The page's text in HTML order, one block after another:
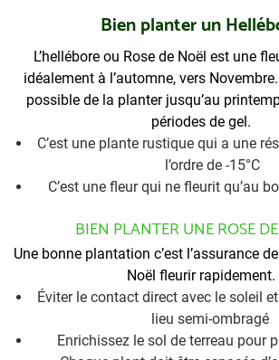
Bien planter un
L’hellébore ou Rose de Noël est une
idéalement à l’automne, vers
possible de la planter jusqu’au
périodes de gel.
C’est une plante rustique qui a une
l’ordre de -15°C
C’est une fleur qui ne fleurit qu’au
BIEN PLANTER UNE ROSE
Une bonne plantation c’est l’assurance
Noël fleurir rapidement.
Éviter le contact direct avec le soleil
lieu semi-ombragé
Enrichissez le sol de terreau pour